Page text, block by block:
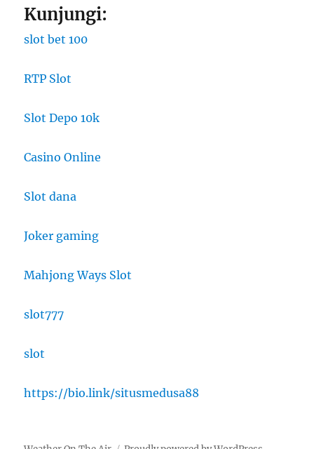
Kunjungi:
slot bet 100
RTP Slot
Slot Depo 10k
Casino Online
Slot dana
Joker gaming
Mahjong Ways Slot
slot777
slot
https://bio.link/situsmedusa88